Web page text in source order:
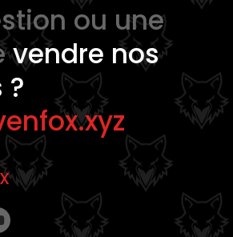
ou une
vendre nos